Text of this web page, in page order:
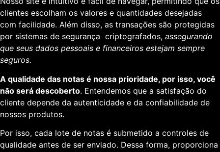
clientes escolham os valores e quantidades desejadas
com facilidade. Além disso, as transações são protegidas
por sistemas de segurança criptografados, assegurando
que seus dados pessoais e financeiros estejam sempre
seguros.
A qualidade das notas é nossa prioridade, por isso, você
não será descoberto. Entendemos que a satisfação do
cliente depende da autenticidade e da confiabilidade de
nossos produtos.
Por isso, cada lote de notas é submetido a controles de
qualidade antes de ser enviado. Dessa forma, proporciona